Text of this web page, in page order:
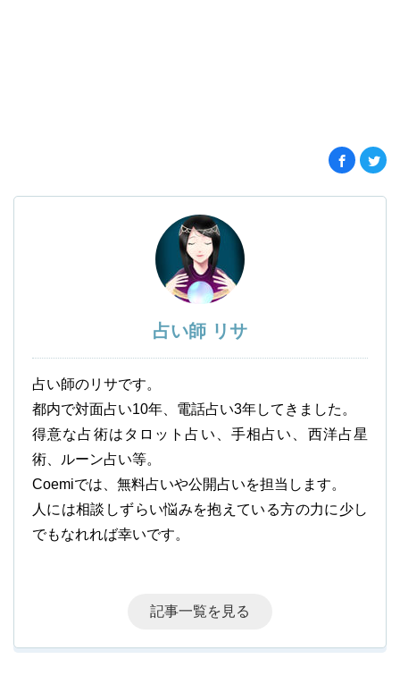
占い師 リサ
占い師のリサです。
都内で対面占い10年、電話占い3年してきました。
得意な占術はタロット占い、手相占い、西洋占星
術、ルーン占い等。
Coemiでは、無料占いや公開占いを担当します。
人には相談しずらい悩みを抱えている方の力に少し
でもなれれば幸いです。
記事一覧を見る